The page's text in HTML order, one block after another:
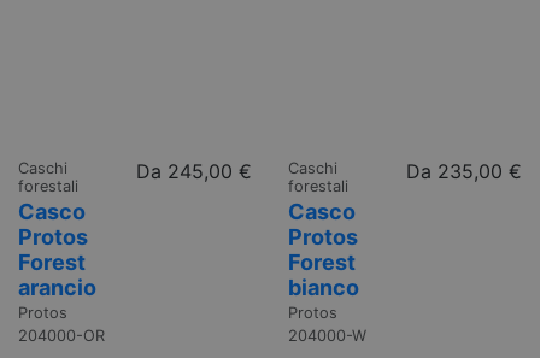
Caschi
forestali
Casco
Protos
Forest
arancio
Protos
204000-OR
Da 245,00 €
Caschi
forestali
Casco
Protos
Forest
bianco
Protos
204000-W
Da 235,00 €